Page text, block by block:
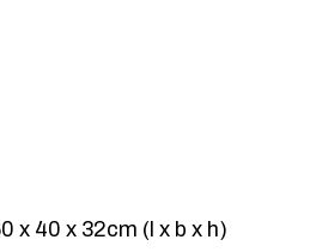
x 40 x 32cm (l x b x h)